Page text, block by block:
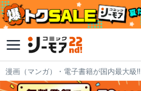
漫画（マンガ）・電子書籍が国内最大級!!